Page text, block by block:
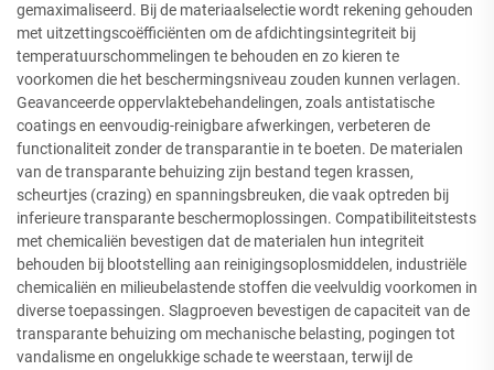
gemaximaliseerd. Bij de materiaalselectie wordt rekening gehouden
met uitzettingscoëfficiënten om de afdichtingsintegriteit bij
temperatuurschommelingen te behouden en zo kieren te
voorkomen die het beschermingsniveau zouden kunnen verlagen.
Geavanceerde oppervlaktebehandelingen, zoals antistatische
coatings en eenvoudig-reinigbare afwerkingen, verbeteren de
functionaliteit zonder de transparantie in te boeten. De materialen
van de transparante behuizing zijn bestand tegen krassen,
scheurtjes (crazing) en spanningsbreuken, die vaak optreden bij
inferieure transparante beschermoplossingen. Compatibiliteitstests
met chemicaliën bevestigen dat de materialen hun integriteit
behouden bij blootstelling aan reinigingsoplosmiddelen, industriële
chemicaliën en milieubelastende stoffen die veelvuldig voorkomen in
diverse toepassingen. Slagproeven bevestigen de capaciteit van de
transparante behuizing om mechanische belasting, pogingen tot
vandalisme en ongelukkige schade te weerstaan, terwijl de